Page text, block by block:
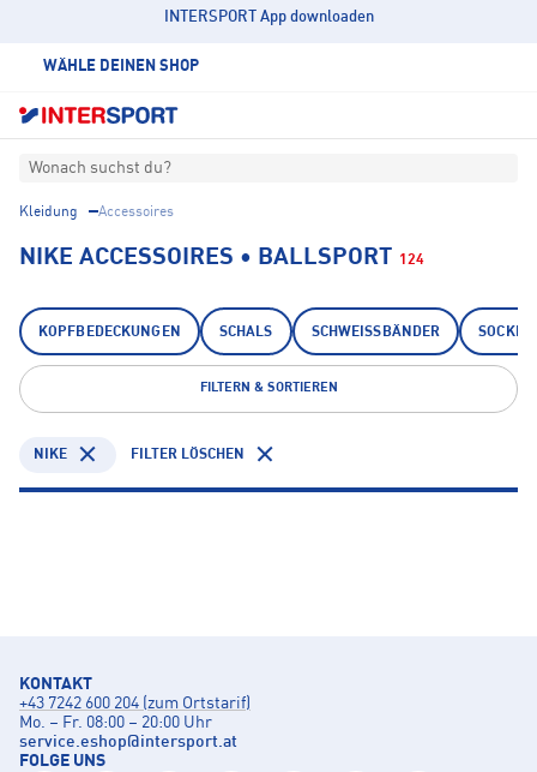
INTERSPORT App downloaden
WÄHLE DEINEN SHOP
Wonach suchst du?
Kleidung Accessoires
NIKE ACCESSOIRES • BALLSPORT 124
KOPFBEDECKUNGEN SCHALS SCHWEISSBÄNDER
FILTERN & SORTIEREN
NIKE FILTER LÖSCHEN
KONTAKT
+43 7242 600 204 (zum Ortstarif)
Mo. – Fr. 08:00 – 20:00 Uhr
service.eshop@intersport.at
FOLGE UNS